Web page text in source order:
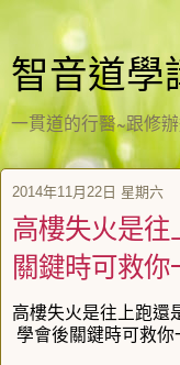
智音道學
一貫道的行醫~跟修
2014年11月22日 星期六
高樓失火是
關鍵時可救你
高樓失火是往上跑還
學會後關鍵時可救你